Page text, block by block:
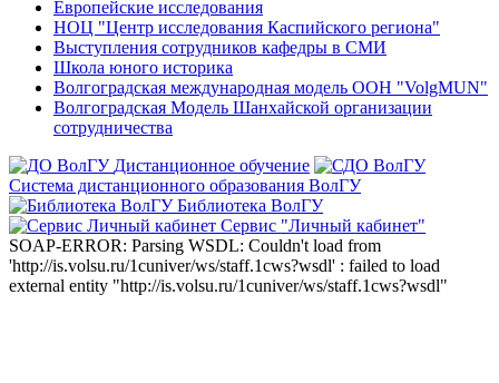
Европейские исследования
НОЦ "Центр исследования Каспийского региона"
Выступления сотрудников кафедры в СМИ
Школа юного историка
Волгоградская международная модель ООН "VolgMUN"
Волгоградская Модель Шанхайской организации
сотрудничества
Дистанционное обучение
Система дистанционного образования ВолГУ
Библиотека ВолГУ
Сервис "Личный кабинет"
SOAP-ERROR: Parsing WSDL: Couldn't load from
'http://is.volsu.ru/1cuniver/ws/staff.1cws?wsdl' : failed to load
external entity "http://is.volsu.ru/1cuniver/ws/staff.1cws?wsdl"